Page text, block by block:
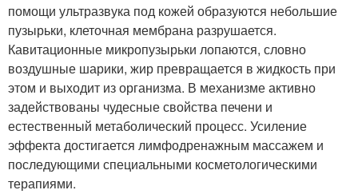
помощи ультразвука под кожей образуются небольшие
пузырьки, клеточная мембрана разрушается.
Кавитационные микропузырьки лопаются, словно
воздушные шарики, жир превращается в жидкость при
этом и выходит из организма. В механизме активно
задействованы чудесные свойства печени и
естественный метаболический процесс. Усиление
эффекта достигается лимфодренажным массажем и
последующими специальными косметологическими
терапиями.